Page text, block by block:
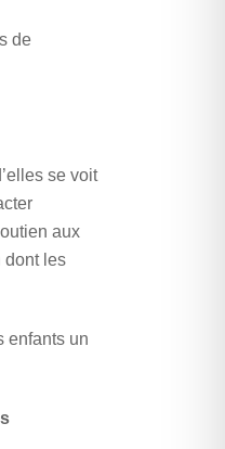
de
se voit
aux
dont les
enfants un